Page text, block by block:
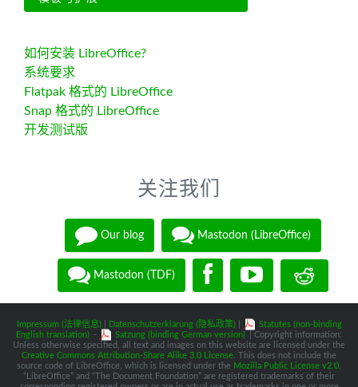
如何安装 LibreOffice?
系统要求
Flatpak 格式的 LibreOffice
Snap 格式的 LibreOffice
开发测试版
关注我们
Our blog Mastodon (LibreOffice)
Mastodon (TDF)
Impressum (法律信息)| Datenschutzerklärung (隐私政策)|
Statutes (non-binding
English translation) - Satzung (binding German version)
| Copyright information:
Unless otherwise specified, all text and images on this website are licensed under the
Creative Commons Attribution-Share Alike 3.0 License . This does not include the
source code of LibreOffice, which is licensed under the Mozilla Public License v2.0
“LibreOffice” and “The Document Foundation” are registered trademarks of their